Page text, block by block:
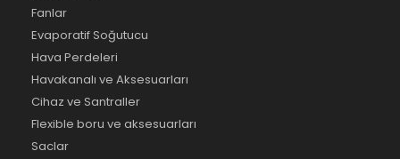
Fanlar
Evaporatif Soğutucu
Hava Perdeleri
Havakanalı ve Aksesuarları
Cihaz ve Santraller
Flexible boru ve aksesuarları
Saclar